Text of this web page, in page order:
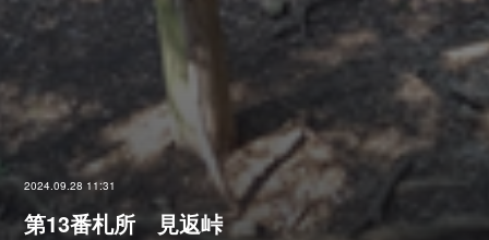
2024.09.28 11:31
第13番札所 見返峠